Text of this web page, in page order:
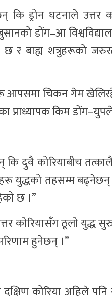
ड्रोन घटनाले उत्तर
डोंग–आ
छ र बाह्य शत्रुहरूको
चिकन गेम
प्राध्यापक किम
दुवै कोरियाबीच
युद्धको तहसम्म
छ ।”
कोरियासँग ठूलो युद्ध
हुनेछन् ।”
दक्षिण कोरिया अहिले